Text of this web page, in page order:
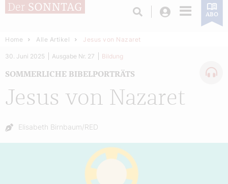
Login ABO
Home Alle Artikel Jesus von Nazaret
Jesus von Nazaret
SOMMERLICHE BIBELPORTRÄTS
30. Juni 2025 Ausgabe Nr. 27 Bildung
Autor:
Elisabeth Birnbaum/RED